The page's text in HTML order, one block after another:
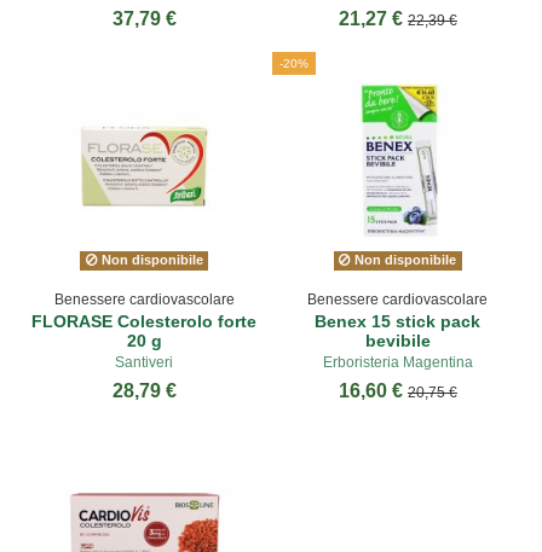
37,79 € 21,27 € 22,39 €
Non disponibile
Benessere cardiovascolare
FLORASE Colesterolo forte
20 g
Santiveri
28,79 €
-20%
Non disponibile
Benessere cardiovascolare
Benex 15 stick pack
bevibile
Erboristeria Magentina
16,60 € 20,75 €